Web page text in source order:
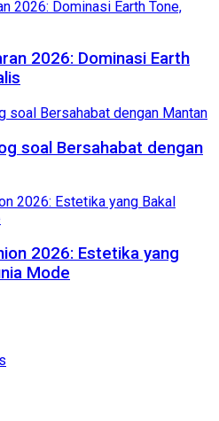
2026: Dominasi Earth
soal Bersahabat dengan
2026: Estetika yang
Mode